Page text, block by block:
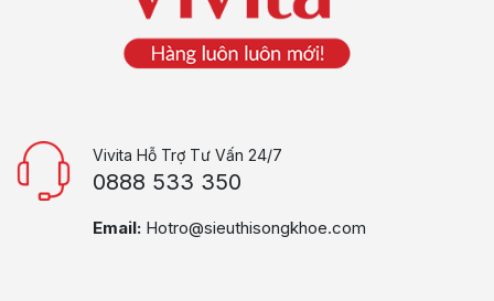
Vivita Hỗ Trợ Tư Vấn 24/7
0888 533 350
Email: Hotro@sieuthisongkhoe.com